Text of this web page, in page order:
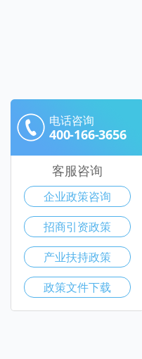
电话咨询
400-166-3656
客服咨询
企业政策咨询
招商引资政策
产业扶持政策
政策文件下载